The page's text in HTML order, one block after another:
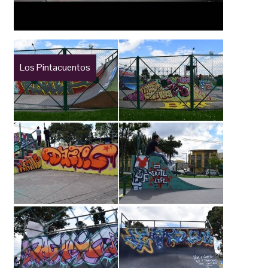
Los Pintacuentos